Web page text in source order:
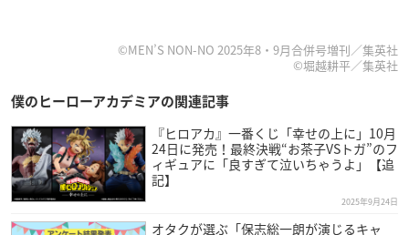
©MEN’S NON-NO 2025年8・9月合併号増刊／集英社
©堀越耕平／集英社
僕のヒーローアカデミアの関連記事
『ヒロアカ』一番くじ「幸せの上に」10月
24日に発売！最終決戦“お茶子VSトガ”のフ
ィギュアに「良すぎて泣いちゃうよ」【追
記】
2025年9月24日
オタクが選ぶ「保志総一朗が演じるキャ